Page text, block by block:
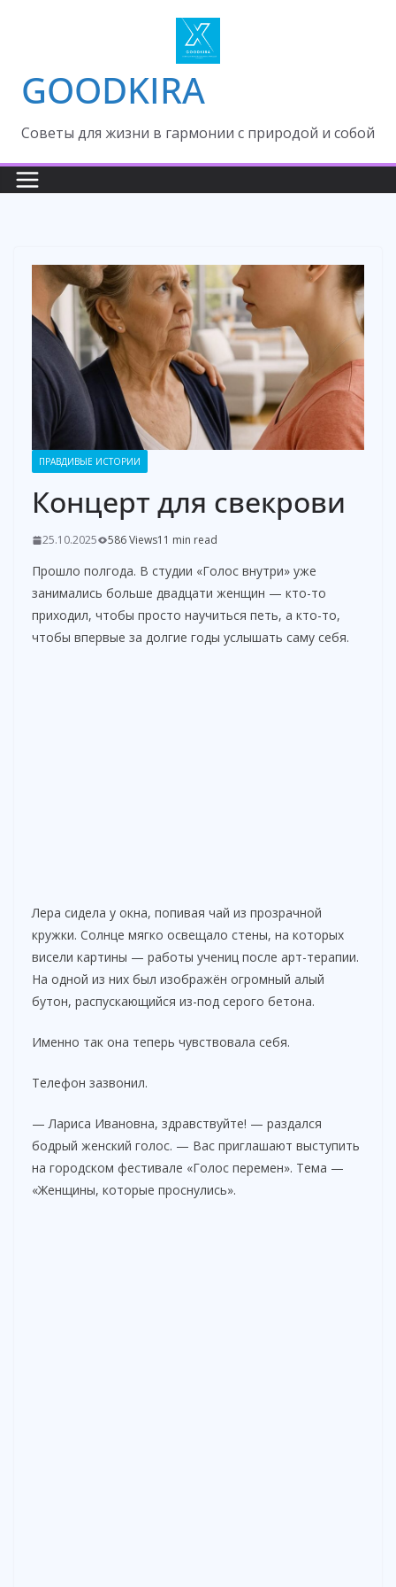
GOODKIRA
Cоветы для жизни в гармонии с природой и собой
ПРАВДИВЫЕ ИСТОРИИ
Концерт для свекрови
25.10.2025 586 Views11 min read
Прошло полгода. В студии «Голос внутри» уже
занимались больше двадцати женщин — кто-то
приходил, чтобы просто научиться петь, а кто-то,
чтобы впервые за долгие годы услышать саму себя.
Лера сидела у окна, попивая чай из прозрачной
кружки. Солнце мягко освещало стены, на которых
висели картины — работы учениц после арт-терапии.
На одной из них был изображён огромный алый
бутон, распускающийся из-под серого бетона.
Именно так она теперь чувствовала себя.
Телефон зазвонил.
— Лариса Ивановна, здравствуйте! — раздался
бодрый женский голос. — Вас приглашают выступить
на городском фестивале «Голос перемен». Тема —
«Женщины, которые проснулись».